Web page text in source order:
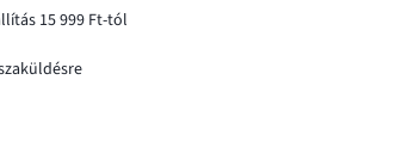
15 999 Ft-tól